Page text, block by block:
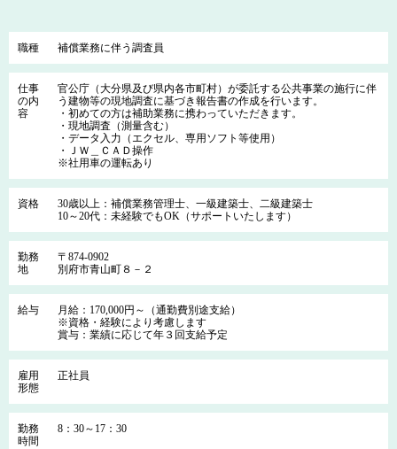
職種 補償業務に伴う調査員
仕事
の内
容
官公庁（大分県及び県内各市町村）が委託する公共事業の施行に伴
う建物等の現地調査に基づき報告書の作成を行います。
・初めての方は補助業務に携わっていただきます。
・現地調査（測量含む）
・データ入力（エクセル、専用ソフト等使用）
・ＪＷ＿ＣＡＤ操作
※社用車の運転あり
資格
30歳以上：補償業務管理士、一級建築士、二級建築士
10～20代：未経験でもOK（サポートいたします）
勤務
地
〒874-0902
別府市青山町８－２
給与
月給：170,000円～（通勤費別途支給）
※資格・経験により考慮します
賞与：業績に応じて年３回支給予定
雇用
形態
正社員
勤務
時間
8：30～17：30